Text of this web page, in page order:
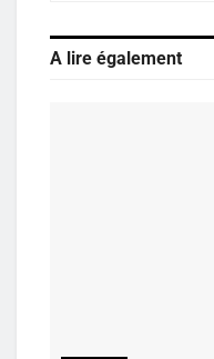
A lire également